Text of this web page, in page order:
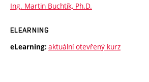
Ing. Martin Buchtík, Ph.D.
ELEARNING
eLearning: aktuální otevřený kurz